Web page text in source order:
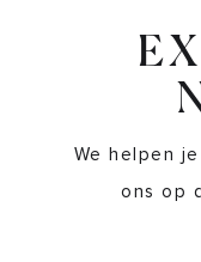
We helpen
ons op